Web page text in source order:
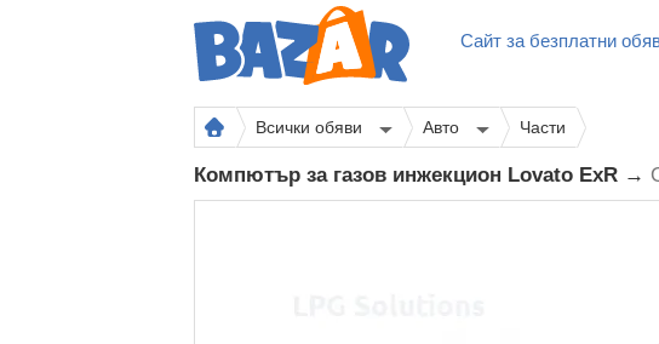
Сайт за безплатни
Всички обяви Авто Части
Компютър за газов инжекцион Lovato ExR →